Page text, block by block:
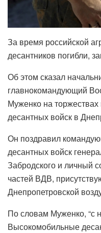
За время российской
десантников погибли,
Об этом сказал
главнокомандующий
Муженко на
десантных войск в
Он поздравил
десантных войск
Забродского и личный
частей ВДВ,
Днепропетровской
По словам Муженко, “с
Высокомобильные